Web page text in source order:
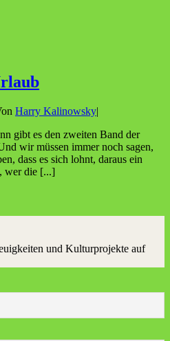
Harry Kalinowsky|
gibt es den zweiten Band der
wir müssen immer noch sagen,
dass es sich lohnt, daraus ein
wer die [...]
und Kulturprojekte auf